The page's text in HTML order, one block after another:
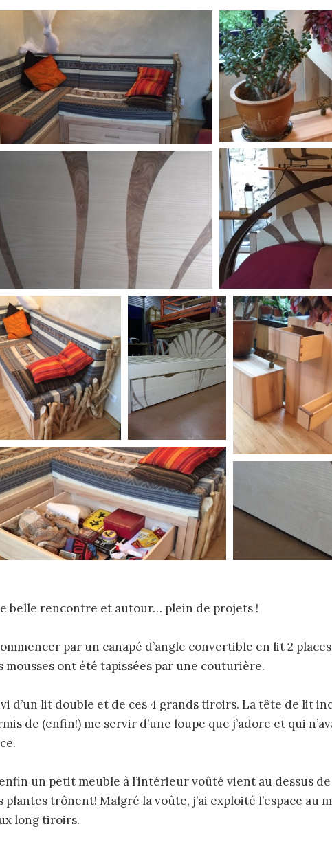
belle rencontre et autour… plein de projets !
par un canapé d’angle convertible en lit 2
mousses ont été tapissées par une couturière.
d’un lit double et de ces 4 grands tiroirs. La tête de lit
de (enfin!) me servir d’une loupe que j’adore et qui
un petit meuble à l’intérieur voûté vient au dessus de
plantes trônent! Malgré la voûte, j’ai exploité l’espace au
long tiroirs.